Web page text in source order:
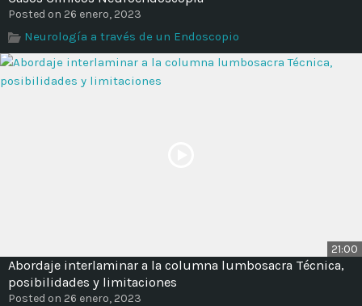
Posted on 26 enero, 2023
Neurología a través de un Endoscopio
21:00
Abordaje interlaminar a la columna lumbosacra Técnica,
posibilidades y limitaciones
Posted on 26 enero, 2023